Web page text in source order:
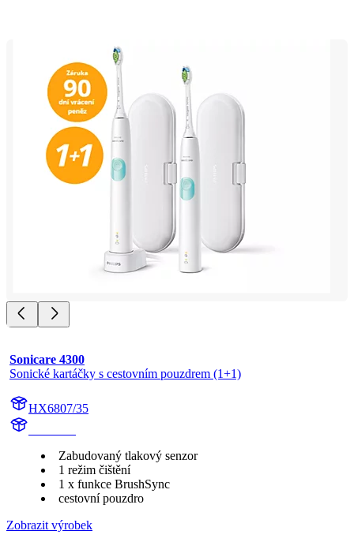
Sonicare 4300
Sonické kartáčky s cestovním pouzdrem (1+1)
HX6807/35
Zabudovaný tlakový senzor
1 režim čištění
1 x funkce BrushSync
cestovní pouzdro
Zobrazit výrobek